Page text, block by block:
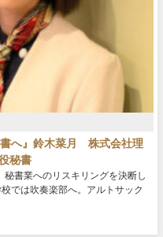
書へ』鈴木菜月 株式会社理
秘書
書業へのリスキリングを決断し
では吹奏楽部へ。アルトサック